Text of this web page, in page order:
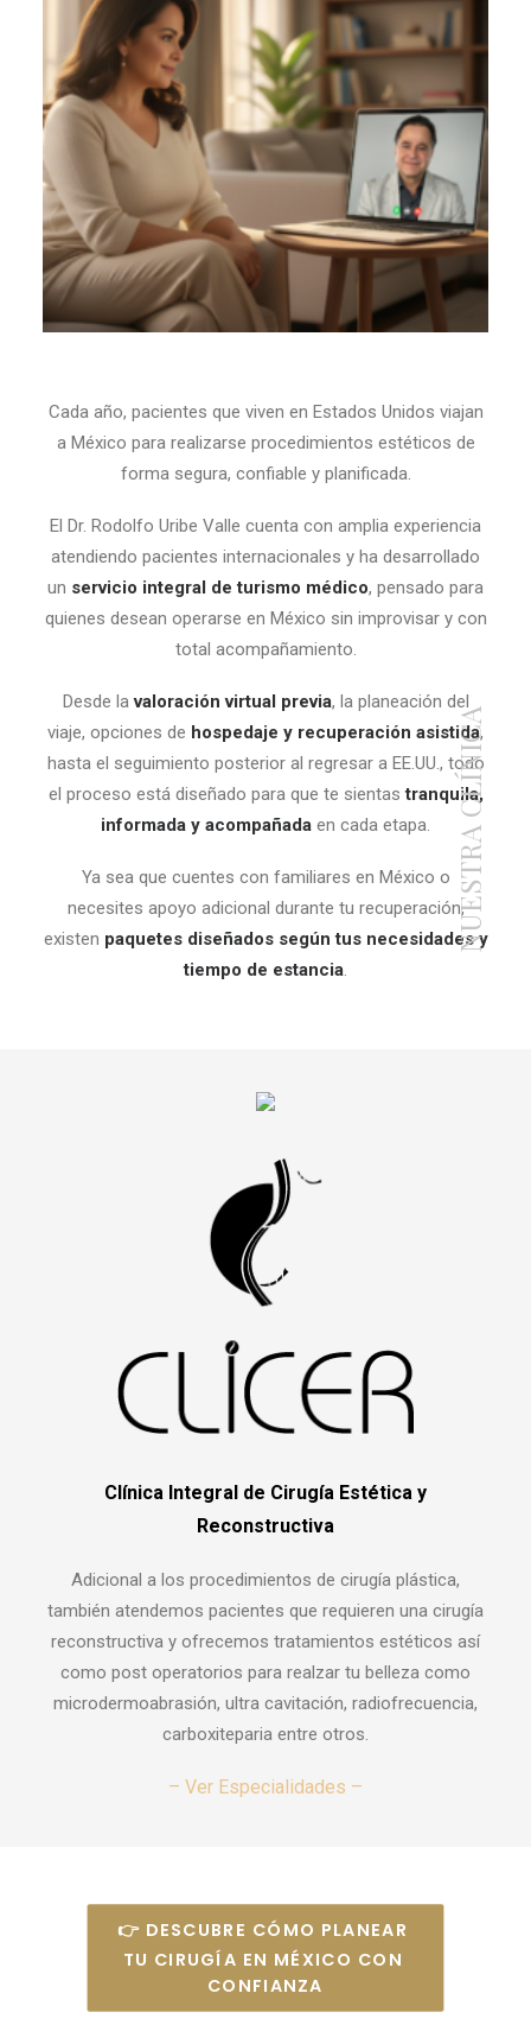
Cada año, pacientes que viven en Estados Unidos viajan
a México para realizarse procedimientos estéticos de
forma segura, confiable y planificada.
El Dr. Rodolfo Uribe Valle cuenta con amplia experiencia
atendiendo pacientes internacionales y ha desarrollado
un servicio integral de turismo médico, pensado para
quienes desean operarse en México sin improvisar y con
total acompañamiento.
Desde lavaloración virtual previa, la planeación del
viaje, opciones de hospedaje y recuperación asistida,
hasta el seguimiento posterior al regresar a EE.UU., todo
el proceso está diseñado para que te sientastranquila,
informada y acompañada en cada etapa.
Ya sea que cuentes con familiares en México o
necesites apoyo adicional durante tu recuperación,
existen paquetes diseñados según tus necesidades y
tiempo de estancia.
NUESTRA CLÍNICA
Clínica Integral de Cirugía Estética y
Reconstructiva
Adicional a los procedimientos de cirugía plástica,
también atendemos pacientes que requieren una cirugía
reconstructiva y ofrecemos tratamientos estéticos así
como post operatorios para realzar tu belleza como
microdermoabrasión, ultra cavitación, radiofrecuencia,
carboxiteparia entre otros.
– Ver Especialidades –
👉 DESCUBRE CÓMO PLANEAR
TU CIRUGÍA EN MÉXICO CON
CONFIANZA